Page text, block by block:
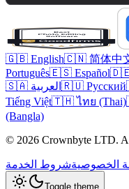
🇬🇧 English🇨🇳 简体中
Português🇪🇸 Español🇩🇪
🇸🇦 العربية 🇷🇺 Русский
Tiếng Việt🇹🇭 ไทย (Thai)
(Bangla)
© 2026 Crownbyte LTD.
الخصوصيةشروط الخدمة
Toggle theme